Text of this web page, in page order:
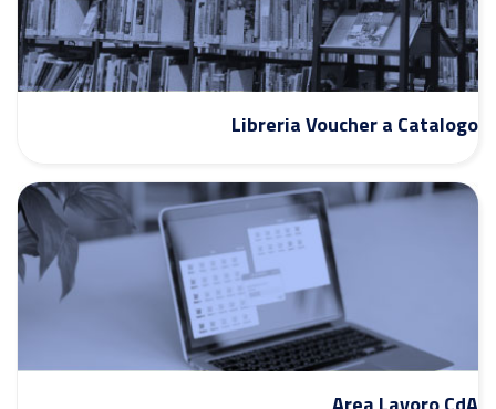
Libreria Voucher a Catalogo